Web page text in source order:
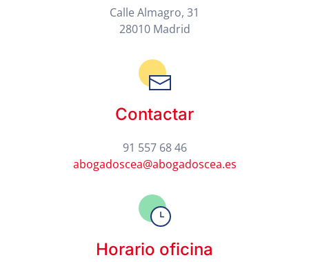
Calle Almagro, 31
28010 Madrid
Contactar
91 557 68 46
abogadoscea@abogadoscea.es
Horario oficina